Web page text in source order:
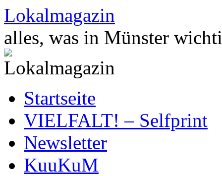
Zum
Inhalt
springen
Lokalmagazin
alles, was in Münster
Startseite
VIELFALT! – Selfprint
Newsletter
KuuKuM